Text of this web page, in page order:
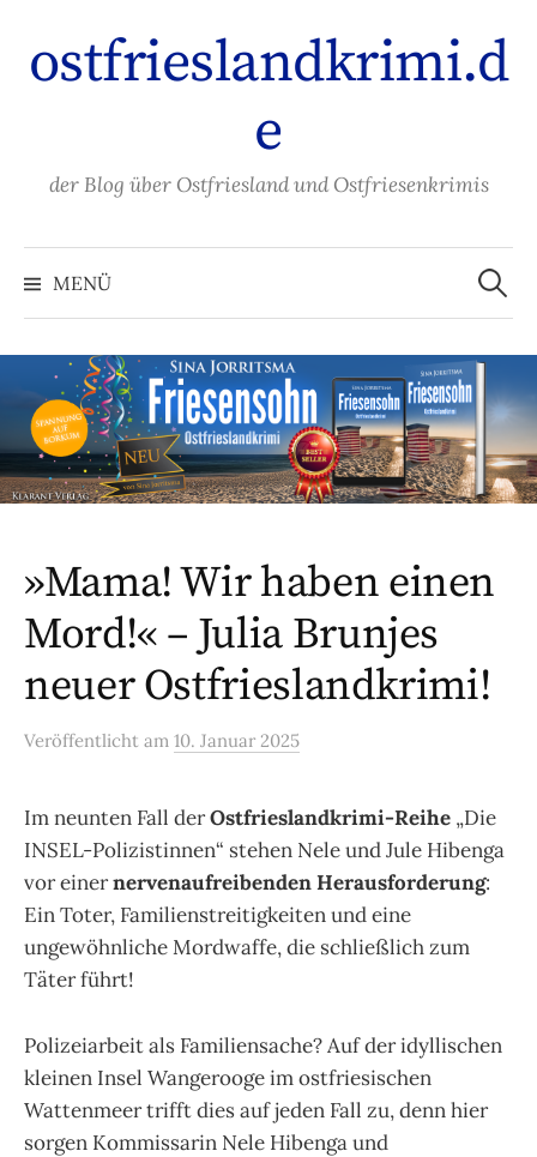
Inhalt
überspringen
ostfrieslandkrimi.d
e
der Blog über Ostfriesland und Ostfriesenkrimis
MENÜ
Suchen
nach:
»Mama! Wir haben einen
Mord!« – Julia Brunjes
neuer Ostfrieslandkrimi!
Veröffentlicht am 10. Januar 2025
Im neunten Fall derOstfrieslandkrimi-Reihe „Die
INSEL-Polizistinnen“ stehen Nele und Jule Hibenga
vor einernervenaufreibenden Herausforderung:
Ein Toter, Familienstreitigkeiten und eine
ungewöhnliche Mordwaffe, die schließlich zum
Täter führt!
Polizeiarbeit als Familiensache? Auf der idyllischen
kleinen Insel Wangerooge im ostfriesischen
Wattenmeer trifft dies auf jeden Fall zu, denn hier
sorgen Kommissarin Nele Hibenga und